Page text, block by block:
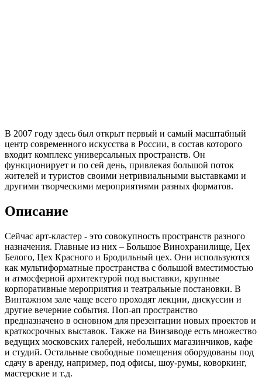
В 2007 году здесь был открыт первый и самый масштабный
центр современного искусства в России, в состав которого
входит комплекс универсальных пространств. Он
функционирует и по сей день, привлекая большой поток
жителей и туристов своими нетривиальными выставками и
другими творческими мероприятиями разных форматов.
Описание
Сейчас арт-кластер - это совокупность пространств разного
назначения. Главные из них – Большое Винохранилище, Цех
Белого, Цех Красного и Бродильный цех. Они используются
как мультиформатные пространства с большой вместимостью
и атмосферной архитектурой под выставки, крупные
корпоративные мероприятия и театральные постановки. В
Винтажном зале чаще всего проходят лекции, дискуссии и
другие вечерние события. Поп-ап пространство
предназначено в основном для презентации новых проектов и
краткосрочных выставок. Также на Винзаводе есть множество
ведущих московских галерей, небольших магазинчиков, кафе
и студий. Остальные свободные помещения оборудованы под
сдачу в аренду, например, под офисы, шоу-румы, коворкинг,
мастерские и т.д.